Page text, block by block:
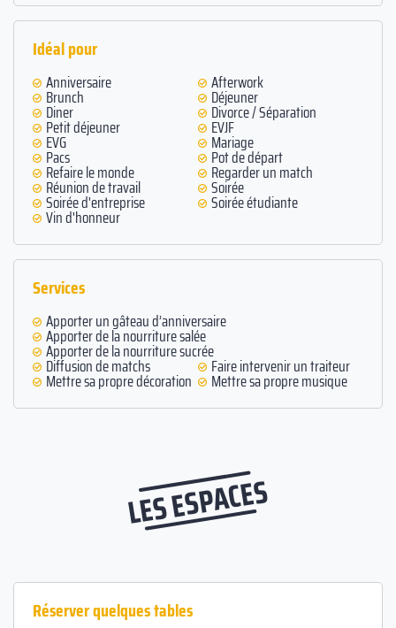
Idéal pour
Anniversaire Afterwork
Brunch Déjeuner
Diner Divorce / Séparation
Petit déjeuner EVJF
EVG Mariage
Pacs Pot de départ
Refaire le monde Regarder un match
Réunion de travail Soirée
Soirée d'entreprise Soirée étudiante
Vin d'honneur
Services
Apporter un gâteau d’anniversaire
Apporter de la nourriture salée
Apporter de la nourriture sucrée
Diffusion de matchs Faire intervenir un traiteur
Mettre sa propre décoration Mettre sa propre musique
LES ESPACES
Réserver quelques tables